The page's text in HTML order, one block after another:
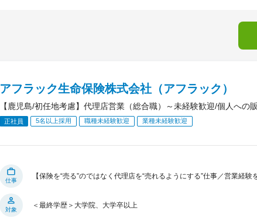
アフラック生命保険株式会社（アフラック）
【鹿児島/初任地考慮】代理店営業（総合職）～未経験歓迎/個人への
正社員 5名以上採用 職種未経験歓迎 業種未経験歓迎
仕事
【保険を“売る”のではなく代理店を“売れるようにする”仕事／営業経
対象
＜最終学歴＞大学院、大学卒以上